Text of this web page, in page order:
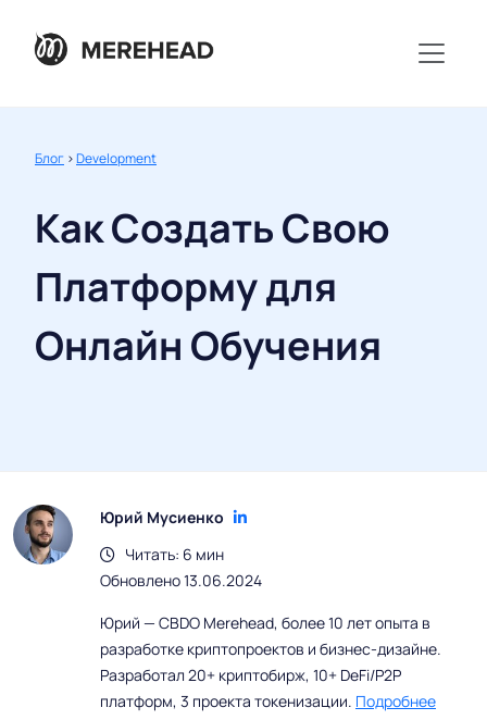
Блог >Development
Как Создать Свою
Платформу для
Онлайн Обучения
Юрий Мусиенко
Читать: 6 мин
Обновлено 13.06.2024
Юрий — CBDO Merehead, более 10 лет опыта в
разработке криптопроектов и бизнес-дизайне.
Разработал 20+ криптобирж, 10+ DeFi/P2P
платформ, 3 проекта токенизации. Подробнее